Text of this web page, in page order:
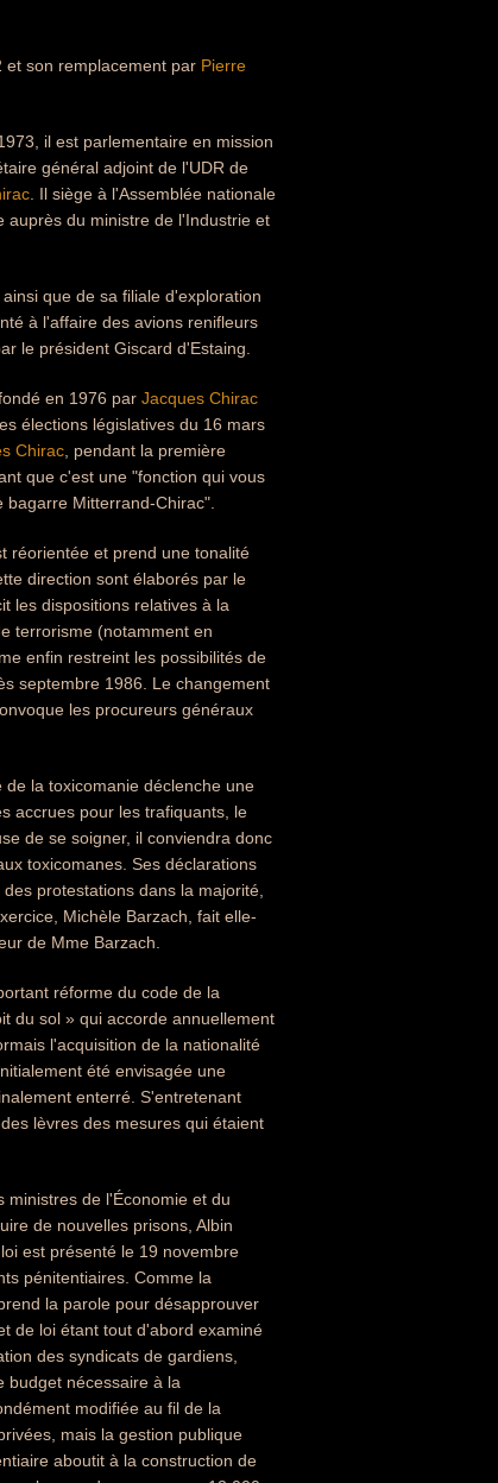
et son remplacement par Pierre
il est parlementaire en mission
général adjoint de l'UDR de
. Il siège à l'Assemblée nationale
auprès du ministre de l'Industrie et
que de sa filiale d'exploration
à l'affaire des avions renifleurs
le président Giscard d'Estaing.
en 1976 par Jacques Chirac
élections législatives du 16 mars
Chirac , pendant la première
que c'est une "fonction qui vous
Mitterrand-Chirac".
réorientée et prend une tonalité
direction sont élaborés par le
les dispositions relatives à la
terrorisme (notamment en
enfin restreint les possibilités de
septembre 1986. Le changement
les procureurs généraux
la toxicomanie déclenche une
accrues pour les trafiquants, le
de se soigner, il conviendra donc
toxicomanes. Ses déclarations
protestations dans la majorité,
Michèle Barzach, fait elle-
de Mme Barzach.
réforme du code de la
du sol » qui accorde annuellement
l'acquisition de la nationalité
été envisagée une
enterré. S'entretenant
lèvres des mesures qui étaient
ministres de l'Économie et du
de nouvelles prisons, Albin
est présenté le 19 novembre
pénitentiaires. Comme la
la parole pour désapprouver
de loi étant tout d'abord examiné
des syndicats de gardiens,
budget nécessaire à la
modifiée au fil de la
mais la gestion publique
aboutit à la construction de